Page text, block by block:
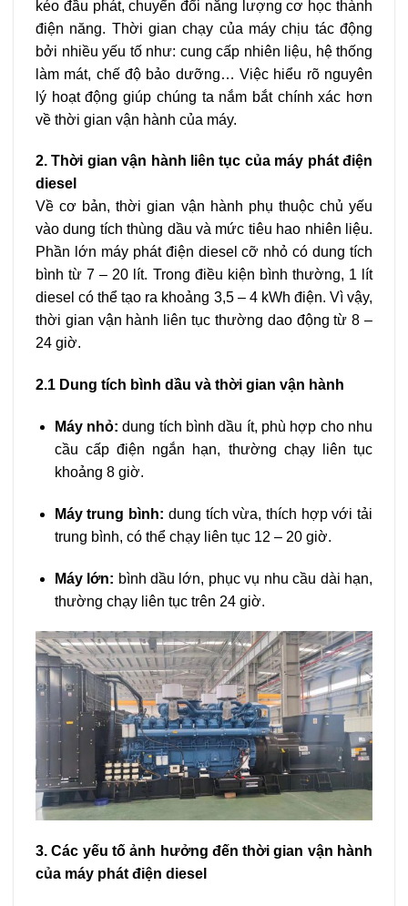
kéo đầu phát, chuyển đổi năng lượng cơ học thành
điện năng. Thời gian chạy của máy chịu tác động
bởi nhiều yếu tố như: cung cấp nhiên liệu, hệ thống
làm mát, chế độ bảo dưỡng… Việc hiểu rõ nguyên
lý hoạt động giúp chúng ta nắm bắt chính xác hơn
về thời gian vận hành của máy.
2. Thời gian vận hành liên tục của máy phát điện
diesel
Về cơ bản, thời gian vận hành phụ thuộc chủ yếu
vào dung tích thùng dầu và mức tiêu hao nhiên liệu.
Phần lớn máy phát điện diesel cỡ nhỏ có dung tích
bình từ 7 – 20 lít. Trong điều kiện bình thường, 1 lít
diesel có thể tạo ra khoảng 3,5 – 4 kWh điện. Vì vậy,
thời gian vận hành liên tục thường dao động từ 8 –
24 giờ.
2.1 Dung tích bình dầu và thời gian vận hành
Máy nhỏ: dung tích bình dầu ít, phù hợp cho nhu
cầu cấp điện ngắn hạn, thường chạy liên tục
khoảng 8 giờ.
Máy trung bình: dung tích vừa, thích hợp với tải
trung bình, có thể chạy liên tục 12 – 20 giờ.
Máy lớn: bình dầu lớn, phục vụ nhu cầu dài hạn,
thường chạy liên tục trên 24 giờ.
3. Các yếu tố ảnh hưởng đến thời gian vận hành
của máy phát điện diesel